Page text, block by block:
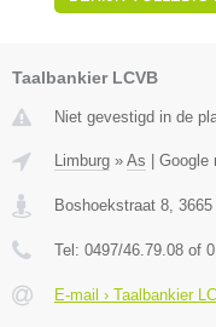
Taalbankier LCVB
Niet gevestigd in de
Limburg » As Google
Boshoekstraat 8, 3665
Tel: 0497/46.79.08 of
E-mail › Taalbankier